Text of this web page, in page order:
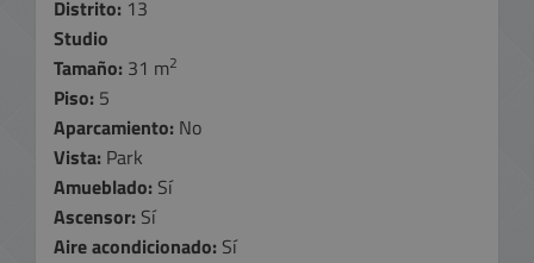
Distrito: 13
Studio
Tamaño: 31 m2
Piso: 5
Aparcamiento: No
Vista: Park
Amueblado: Sí
Ascensor: Sí
Aire acondicionado: Sí